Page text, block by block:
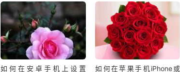
如何在安卓手机上设置 如何在苹果手机iPhone或